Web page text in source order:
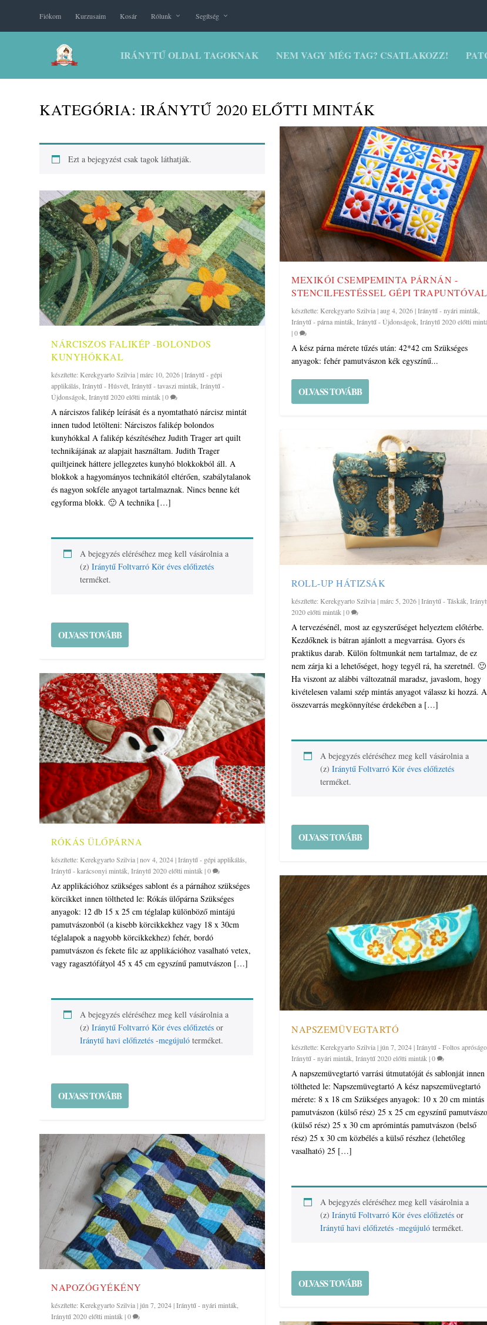
Fiókom Kurzusaim Kosár Rólunk Segítség
IRÁNYTŰ OLDAL TAGOKNAK NEM VAGY MÉG TAG? CSATLAKOZZ!
KATEGÓRIA: IRÁNYTŰ 2020 ELŐTTI MINTÁK
Ezt a bejegyzést csak tagok láthatják.
NÁRCISZOS FALIKÉP -BOLONDOS
KUNYHÓKKAL
készítette:Kerekgyarto Szilvia|márc 10, 2026|Iránytű - gépi
applikálás ,Iránytű - Húsvét ,Iránytű - tavaszi minták ,Iránytű -
Újdonságok ,Iránytű 2020 előtti minták |0
A nárciszos falikép leírását és a nyomtatható nárcisz mintát
innen tudod letölteni: Nárciszos falikép bolondos
kunyhókkal A falikép készítéséhez Judith Trager art quilt
technikájának az alapjait használtam. Judith Trager
quiltjeinek háttere jellegzetes kunyhó blokkokból áll. A
blokkok a hagyományos technikától eltérően, szabálytalanok
és nagyon sokféle anyagot tartalmaznak. Nincs benne két
egyforma blokk. 🙂 A technika […]
A bejegyzés eléréséhez meg kell vásárolnia a
(z)Iránytű Foltvarró Kör éves előfizetés
terméket.
OLVASS TOVÁBB
RÓKÁS ÜLŐPÁRNA
készítette:Kerekgyarto Szilvia|nov 4, 2024|Iránytű - gépi applikálás
Iránytű - karácsonyi minták ,Iránytű 2020 előtti minták |0
Az applikációhoz szükséges sablont és a párnához szükséges
körcikket innen töltheted le: Rókás ülőpárna Szükséges
anyagok: 12 db 15 x 25 cm téglalap különböző mintájú
pamutvászonból (a kisebb körcikkekhez vagy 18 x 30cm
téglalapok a nagyobb körcikkekhez) fehér, bordó
pamutvászon és fekete filc az applikációhoz vasalható vetex,
vagy ragasztófátyol 45 x 45 cm egyszínű pamutvászon […]
A bejegyzés eléréséhez meg kell vásárolnia a
(z)Iránytű Foltvarró Kör éves előfizetés or
Iránytű havi előfizetés -megújuló terméket.
OLVASS TOVÁBB
NAPOZÓGYÉKÉNY
készítette:Kerekgyarto Szilvia| jún 7, 2024|Iránytű - nyári minták
Iránytű 2020 előtti minták |0
MEXIKÓI CSEMPEMINTA PÁRNÁN -
STENCILFESTÉSSEL GÉPI TRAPUNTÓVAL
készítette:Kerekgyarto Szilvia|aug 4, 2026|Iránytű - nyári minták
Iránytű - párna minták ,Iránytű - Újdonságok ,Iránytű 2020 előtti
|0
A kész párna mérete tűzés után: 42*42 cm Szükséges
anyagok: fehér pamutvászon kék egyszínű...
OLVASS TOVÁBB
ROLL-UP HÁTIZSÁK
készítette:Kerekgyarto Szilvia|márc 5, 2026|Iránytű - Táskák,
2020 előtti minták|0
A tervezésénél, most az egyszerűséget helyeztem előtérbe.
Kezdőknek is bátran ajánlott a megvarrása. Gyors és
praktikus darab. Külön foltmunkát nem tartalmaz, de ez
nem zárja ki a lehetőséget, hogy tegyél rá, ha szeretnél. 🙂
Ha viszont az alábbi változatnál maradsz, javaslom, hogy
kivételesen valami szép mintás anyagot válassz ki hozzá.
összevarrás megkönnyítése érdekében a […]
A bejegyzés eléréséhez meg kell vásárolnia a
(z)Iránytű Foltvarró Kör éves előfizetés
terméket.
OLVASS TOVÁBB
NAPSZEMÜVEGTARTÓ
készítette:Kerekgyarto Szilvia| jún 7, 2024|Iránytű - Foltos
Iránytű - nyári minták ,Iránytű 2020 előtti minták |0
A napszemüvegtartó varrási útmutatóját és sablonját innen
töltheted le: Napszemüvegtartó A kész napszemüvegtartó
mérete: 8 x 18 cm Szükséges anyagok: 10 x 20 cm mintás
pamutvászon (külső rész) 25 x 25 cm egyszínű
(külső rész) 25 x 30 cm aprómintás pamutvászon (belső
rész) 25 x 30 cm közbélés a külső részhez (lehetőleg
vasalható) 25 […]
A bejegyzés eléréséhez meg kell vásárolnia a
(z)Iránytű Foltvarró Kör éves előfizetés or
Iránytű havi előfizetés -megújuló terméket.
OLVASS TOVÁBB